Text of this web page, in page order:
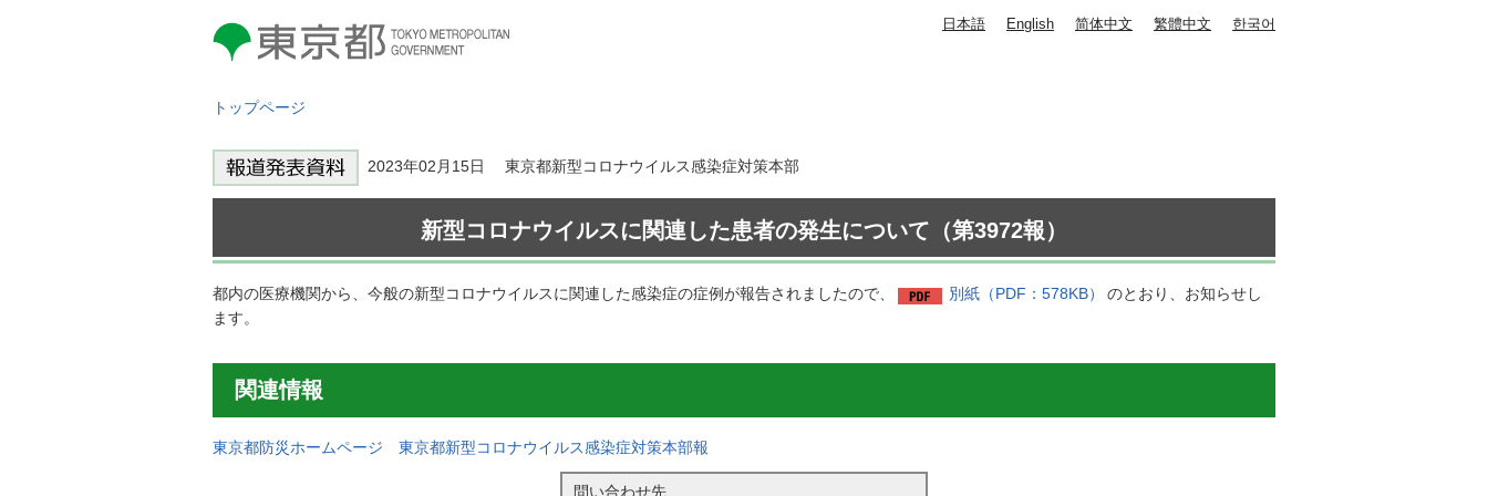
東京都 TOKYO METROPOLITAN
GOVERNMENT
日本語 English 简体中文 繁體中文 한국어
トップページ
2023年02月15日 東京都新型コロナウイルス感染症対策本部
新型コロナウイルスに関連した患者の発生について（第3972報）
都内の医療機関から、今般の新型コロナウイルスに関連した感染症の症例が報告されましたので、 別紙（PDF：578KB）
のとおり、お知らせし
ます。
関連情報
東京都防災ホームページ 東京都新型コロナウイルス感染症対策本部報
問い合わせ先